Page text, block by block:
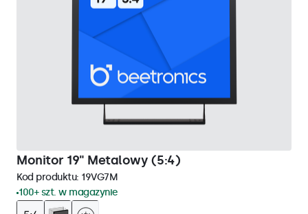
Monitor 19" Metalowy (5:4)
Kod produktu: 19VG7M
100+ szt. w magazynie